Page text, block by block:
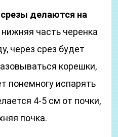
делаются на
часть черенка
через срез будет
корешки,
понемногу испарять
4-5 см от почки,
почка.